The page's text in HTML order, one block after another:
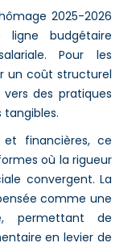
2025-2026
ligne budgétaire
Pour les
un coût structurel
des pratiques
tangibles.
et financières, ce
où la rigueur
convergent. La
comme une
permettant de
en levier de